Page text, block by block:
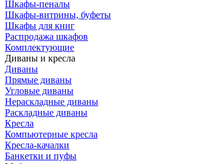
Шкафы-пеналы
Шкафы-витрины, буфеты
Шкафы для книг
Распродажа шкафов
Комплектующие
Диваны и кресла
Диваны
Прямые диваны
Угловые диваны
Нераскладные диваны
Раскладные диваны
Кресла
Компьютерные кресла
Кресла-качалки
Банкетки и пуфы